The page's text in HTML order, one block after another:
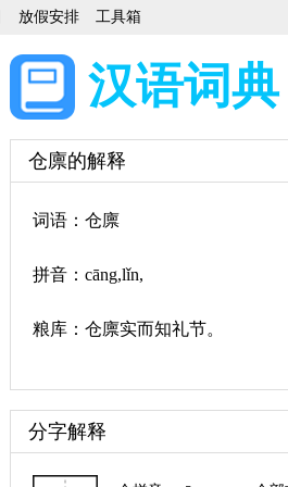
放假安排 工具箱
汉语词典
仓廪的解释
词语：仓廪
拼音：cāng,lǐn,
粮库：仓廪实而知礼节。
分字解释